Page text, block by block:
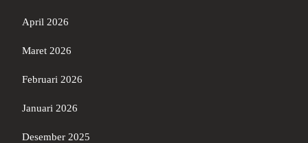
April 2026
Maret 2026
Februari 2026
Januari 2026
Desember 2025